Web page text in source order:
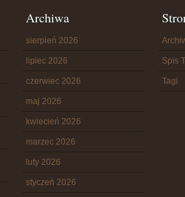
Archiwa
sierpień 2026
lipiec 2026
czerwiec 2026
maj 2026
kwiecień 2026
marzec 2026
luty 2026
styczeń 2026
Spis
Tagi